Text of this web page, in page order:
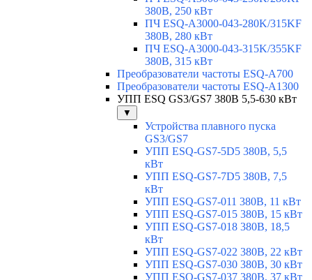
380В, 250 кВт
ПЧ ESQ-A3000-043-280K/315KF
380В, 280 кВт
ПЧ ESQ-A3000-043-315K/355KF
380В, 315 кВт
Преобразователи частоты ESQ-A700
Преобразователи частоты ESQ-A1300
УПП ESQ GS3/GS7 380В 5,5-630 кВт
▼
Устройства плавного пуска
GS3/GS7
УПП ESQ-GS7-5D5 380В, 5,5
кВт
УПП ESQ-GS7-7D5 380В, 7,5
кВт
УПП ESQ-GS7-011 380В, 11 кВт
УПП ESQ-GS7-015 380В, 15 кВт
УПП ESQ-GS7-018 380В, 18,5
кВт
УПП ESQ-GS7-022 380В, 22 кВт
УПП ESQ-GS7-030 380В, 30 кВт
УПП ESQ-GS7-037 380В, 37 кВт